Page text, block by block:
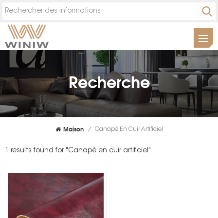
Recherche
Maison / Canapé En Cuir Artificiel
1 results found for "Canapé en cuir artificiel"